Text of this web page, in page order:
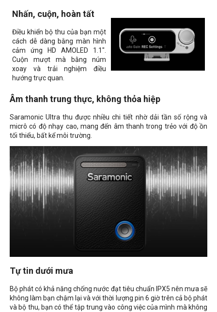
Nhấn, cuộn, hoàn tất
Điều khiển bộ thu của bạn một
cách dễ dàng bằng màn hình
cảm ứng HD AMOLED 1.1".
Cuộn mượt mà bằng núm
xoay và trải nghiệm điều
hướng trực quan.
Âm thanh trung thực, không thỏa hiệp
Saramonic Ultra thu được nhiều chi tiết nhờ dải tần số rộng và
micrô có độ nhạy cao, mang đến âm thanh trong trẻo với độ ồn
tối thiểu, bất kể môi trường.
Tự tin dưới mưa
Bộ phát có khả năng chống nước đạt tiêu chuẩn IPX5 nên mưa sẽ
không làm bạn chậm lại và với thời lượng pin 6 giờ trên cả bộ phát
và bộ thu, bạn có thể tập trung vào công việc của mình mà không